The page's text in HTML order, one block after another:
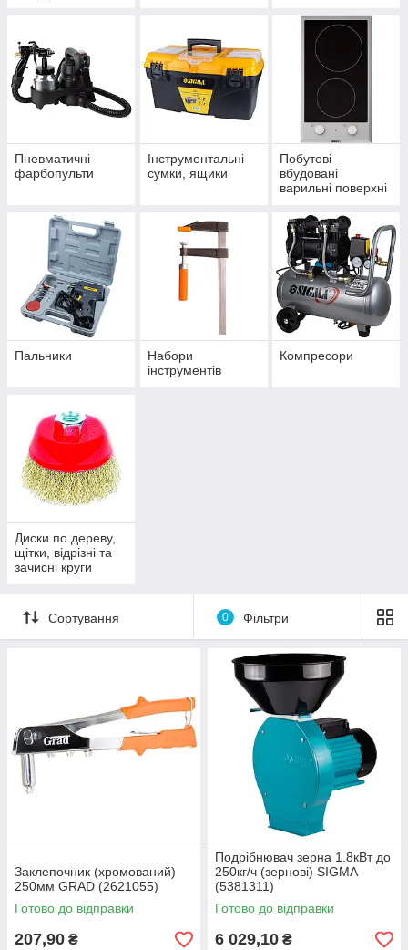
Пневматичні
фарбопульти
Інструментальні
сумки, ящики
Побутові
вбудовані
варильні поверхні
Пальники
Набори
інструментів
Компресори
Диски по дереву,
щітки, відрізні та
зачисні круги
Сортування 0 Фільтри
Заклепочник (хромований)
250мм GRAD (2621055)
Готово до відправки
207,90 ₴
Подрібнювач зерна 1.8кВт до
250кг/ч (зернові) SIGMA
(5381311)
Готово до відправки
6 029,10 ₴